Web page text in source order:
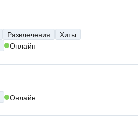
Развлечения
Хиты
Онлайн
Онлайн